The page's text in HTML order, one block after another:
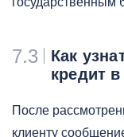
7.3
Как
кредит
После
клиенту